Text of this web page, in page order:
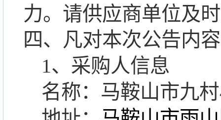
力。请供应商单位及
四、凡对本次公告内
1、采购人信息
名称： 马鞍山市九